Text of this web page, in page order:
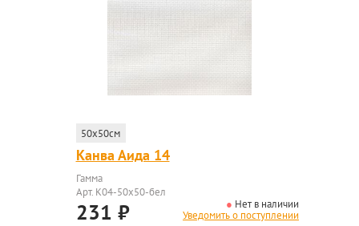
50x50см
Канва Аида 14
Гамма
Арт. K04-50x50-бел
231 ₽
Нет в наличии
Уведомить о поступлении